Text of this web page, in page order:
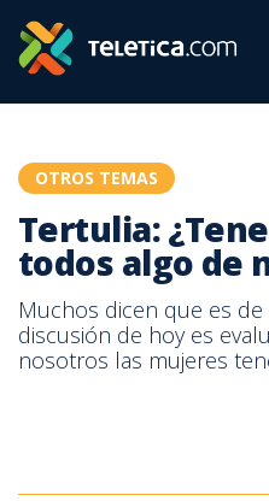
OTROS TEMAS
Tertulia:
todos algo de
Muchos dicen que es
discusión de hoy es
nosotros las mujeres